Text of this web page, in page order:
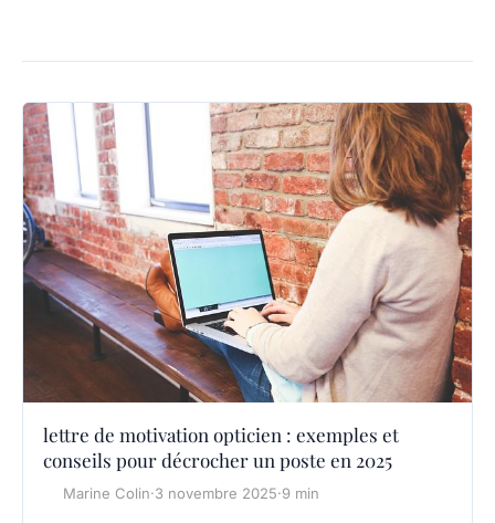
lettre de motivation opticien : exemples et
conseils pour décrocher un poste en 2025
Marine Colin·3 novembre 2025·9 min